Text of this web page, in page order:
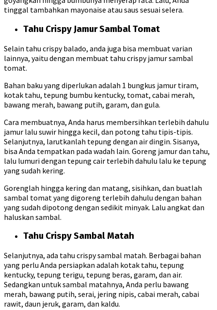
tinggal tambahkan mayonaise atau saus sesuai selera.
Tahu Crispy Jamur Sambal Tomat
Selain tahu crispy balado, anda juga bisa membuat varian
lainnya, yaitu dengan membuat tahu crispy jamur sambal
tomat.
Bahan baku yang diperlukan adalah 1 bungkus jamur tiram,
kotak tahu, tepung bumbu kentucky, tomat, cabai merah,
bawang merah, bawang putih, garam, dan gula.
Cara membuatnya, Anda harus membersihkan terlebih dahulu
jamur lalu suwir hingga kecil, dan potong tahu tipis-tipis.
Selanjutnya, larutkanlah tepung dengan air dingin. Sisanya,
bisa Anda tempatkan pada wadah lain. Goreng jamur dan tahu,
lalu lumuri dengan tepung cair terlebih dahulu lalu ke tepung
yang sudah kering.
Gorenglah hingga kering dan matang, sisihkan, dan buatlah
sambal tomat yang digoreng terlebih dahulu dengan bahan
yang sudah dipotong dengan sedikit minyak. Lalu angkat dan
haluskan sambal.
Tahu Crispy Sambal Matah
Selanjutnya, ada tahu crispy sambal matah. Berbagai bahan
yang perlu Anda persiapkan adalah kotak tahu, tepung
kentucky, tepung terigu, tepung beras, garam, dan air.
Sedangkan untuk sambal matahnya, Anda perlu bawang
merah, bawang putih, serai, jering nipis, cabai merah, cabai
rawit, daun jeruk, garam, dan kaldu.